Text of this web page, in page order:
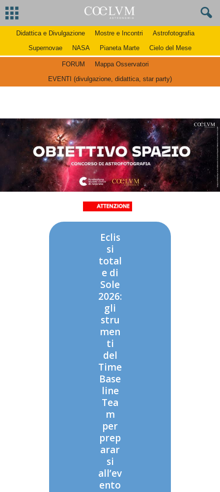
Didattica e Divulgazione Mostre e Incontri
Astrofotografia
Supernovae
NASA Pianeta Marte Cielo del Mese
FORUM
Mappa Osservatori
EVENTI (divulgazione, didattica, star party)
Eclis
si
total
e di
Sole
2026:
gli
stru
men
ti
del
Time
Base
line
Tea
m
per
prep
arar
si
all’ev
ento